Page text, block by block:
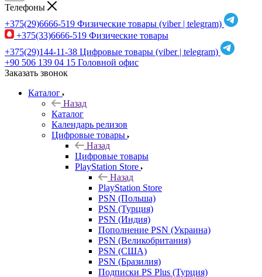
Телефоны
+375(29)6666-519 Физические товары (viber | telegram)
+375(33)6666-519 Физические товары
+375(29)144-11-38 Цифровые товары (viber | telegram)
+90 506 139 04 15 Головной офис
Заказать звонок
Каталог
Назад
Каталог
Календарь релизов
Цифровые товары
Назад
Цифровые товары
PlayStation Store
Назад
PlayStation Store
PSN (Польша)
PSN (Турция)
PSN (Индия)
Пополнение PSN (Украина)
PSN (Великобритания)
PSN (США)
PSN (Бразилия)
Подписки PS Plus (Турция)